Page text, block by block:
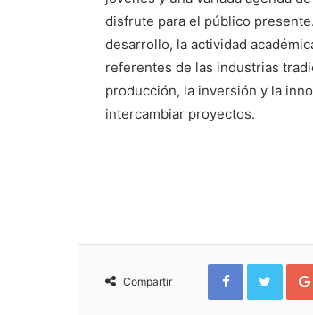
disfrute para el público
desarrollo, la actividad
referentes de las industrias
producción, la inversión y la
intercambiar proyectos.
Compartir
Facebook